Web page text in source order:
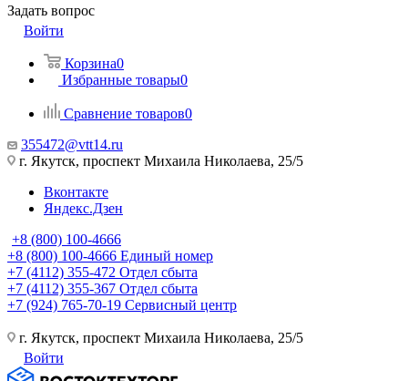
Задать вопрос
Войти
Корзина0
Избранные товары0
Сравнение товаров0
355472@vtt14.ru
г. Якутск, проспект Михаила Николаева, 25/5
Вконтакте
Яндекс.Дзен
+8 (800) 100-4666
+8 (800) 100-4666 Единый номер
+7 (4112) 355-472 Отдел сбыта
+7 (4112) 355-367 Отдел сбыта
+7 (924) 765-70-19 Сервисный центр
г. Якутск, проспект Михаила Николаева, 25/5
Войти